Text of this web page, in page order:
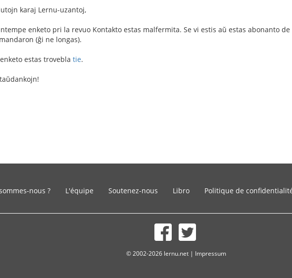
karaj Lernu-uzantoj,
enketo pri la revuo Kontakto estas malfermita. Se vi estis aŭ estas abonanto
(ĝi ne longas).
estas trovebla tie.
nous ? L'équipe Soutenez-nous Libro Politique de
© 2002-2026 lernu.net | Impressum